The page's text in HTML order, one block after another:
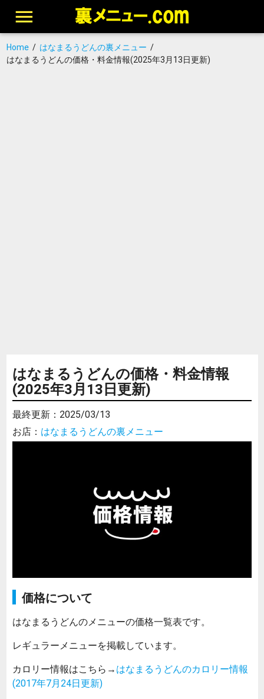
Home/ はなまるうどんの裏メニュー /
はなまるうどんの価格・料金情報(2025年3月13日更新)
はなまるうどんの価格・料金情報
(2025年3月13日更新)
最終更新： 2025/03/13
お店： はなまるうどんの裏メニュー
価格について
はなまるうどんのメニューの価格一覧表です。
レギュラーメニューを掲載しています。
カロリー情報はこちら→ はなまるうどんのカロリー情報
(2017年7月24日更新)